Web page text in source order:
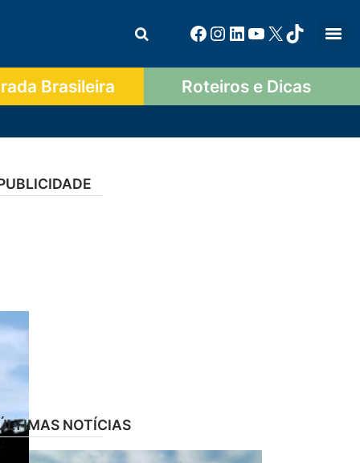
Brasileira Roteiros e Dicas
NOTÍCIAS